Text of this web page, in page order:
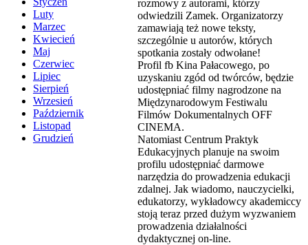
Luty
Marzec
Kwiecień
Maj
Czerwiec
Lipiec
Sierpień
Wrzesień
Październik
Listopad
Grudzień
rozmowy z autorami, którzy
odwiedzili Zamek. Organizatorzy
zamawiają też nowe teksty,
szczególnie u autorów, których
spotkania zostały odwołane!
Profil fb Kina Pałacowego, po
uzyskaniu zgód od twórców, będzie
udostępniać filmy nagrodzone na
Międzynarodowym Festiwalu
Filmów Dokumentalnych OFF
CINEMA.
Natomiast Centrum Praktyk
Edukacyjnych planuje na swoim
profilu udostępniać darmowe
narzędzia do prowadzenia edukacji
zdalnej. Jak wiadomo, nauczycielki,
edukatorzy, wykładowcy akademiccy
stoją teraz przed dużym wyzwaniem
prowadzenia działalności
dydaktycznej on-line.